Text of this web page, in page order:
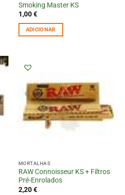
Smoking Master KS
1,00€
ADICIONAR
MORTALHAS
RAW Connoisseur KS + Filtros
Pré-Enrolados
2,20€